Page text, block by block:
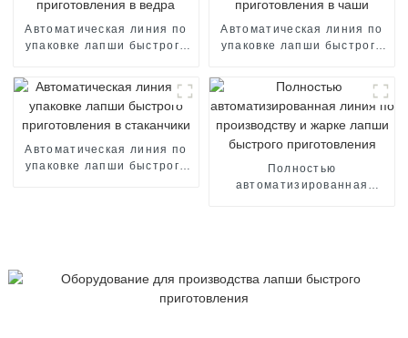
Автоматическая линия по
упаковке лапши быстрого
Автоматическая линия по
упаковке лапши быстрого
Автоматическая линия по
упаковке лапши быстрого
Полностью
автоматизированная